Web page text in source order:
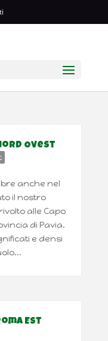
Ovest
anche nel
il nostro
alle Capo
di Pavia.
e densi
Est